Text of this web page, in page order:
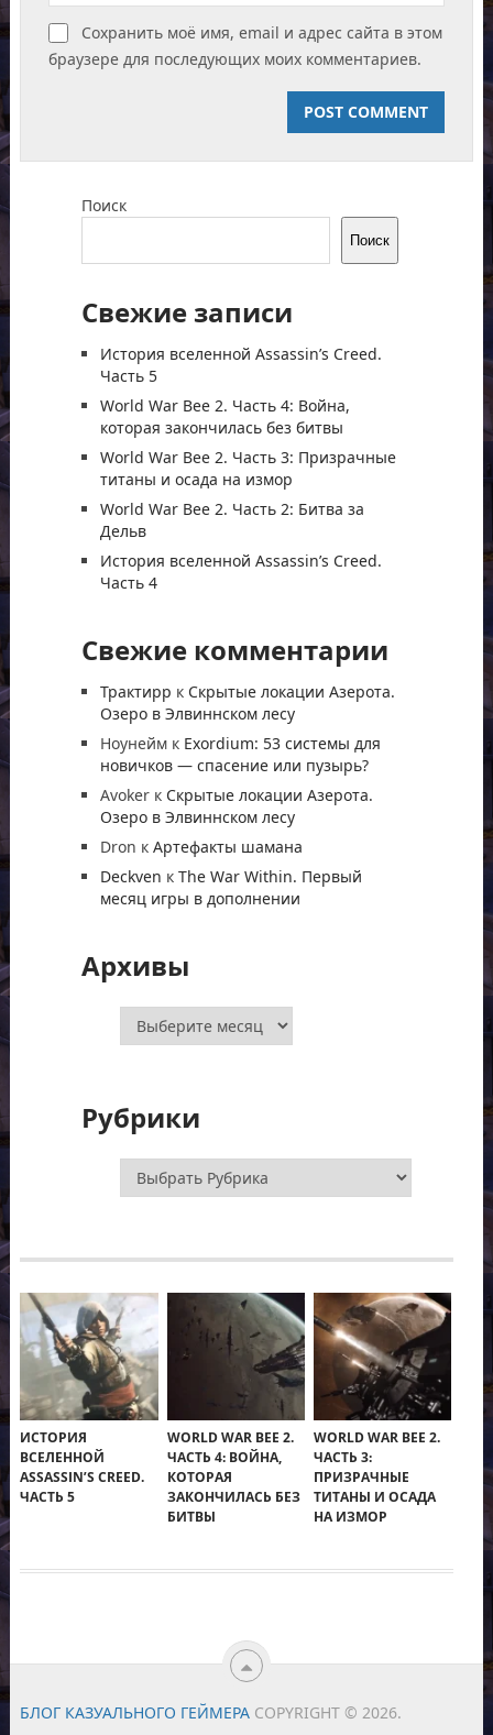
Сохранить моё имя, email и адрес сайта в этом
браузере для последующих моих комментариев.
Поиск
Поиск
Свежие записи
История вселенной Assassin’s Creed.
Часть 5
World War Bee 2. Часть 4: Война,
которая закончилась без битвы
World War Bee 2. Часть 3: Призрачные
титаны и осада на измор
World War Bee 2. Часть 2: Битва за
Дельв
История вселенной Assassin’s Creed.
Часть 4
Свежие комментарии
Трактирр к Скрытые локации Азерота.
Озеро в Элвиннском лесу
Ноунеймк Exordium: 53 системы для
новичков — спасение или пузырь?
Avokerк Скрытые локации Азерота.
Озеро в Элвиннском лесу
Dron к Артефакты шамана
Deckven к The War Within. Первый
месяц игры в дополнении
Архивы
Архивы
Рубрики
Рубрики
ИСТОРИЯ
ВСЕЛЕННОЙ
ASSASSIN’S CREED.
ЧАСТЬ 5
WORLD WAR BEE 2.
ЧАСТЬ 4: ВОЙНА,
КОТОРАЯ
ЗАКОНЧИЛАСЬ БЕЗ
БИТВЫ
WORLD WAR BEE 2.
ЧАСТЬ 3:
ПРИЗРАЧНЫЕ
ТИТАНЫ И ОСАДА
НА ИЗМОР
БЛОГ КАЗУАЛЬНОГО ГЕЙМЕРА COPYRIGHT © 2026.